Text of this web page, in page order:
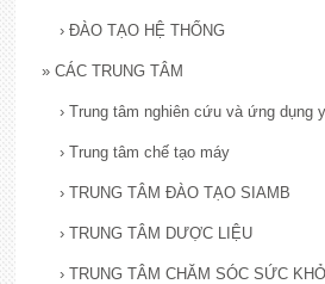
› ĐÀO TẠO HỆ THỐNG
» CÁC TRUNG TÂM
› Trung tâm nghiên cứu và ứng dụng
› Trung tâm chế tạo máy
› TRUNG TÂM ĐÀO TẠO SIAMB
› TRUNG TÂM DƯỢC LIỆU
› TRUNG TÂM CHĂM SÓC SỨC